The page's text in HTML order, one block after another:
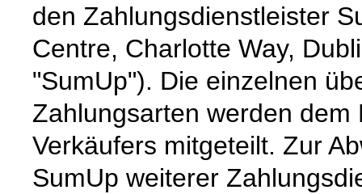
den Zahlungsdienstleister
Centre, Charlotte Way,
"SumUp"). Die einzelnen
Zahlungsarten werden
Verkäufers mitgeteilt. Zur
SumUp weiterer